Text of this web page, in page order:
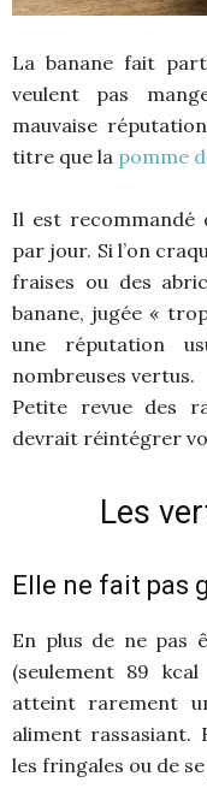
La banane fait
veulent pas
mauvaise
titre que la pomme
Il est recommandé
par jour. Si l’on
fraises ou des
banane, jugée «
une réputation
nombreuses vertus.
Petite revue des
devrait réintégrer
Les
Elle ne fait pas
En plus de ne pas
(seulement 89
atteint rarement
aliment
les fringales ou de